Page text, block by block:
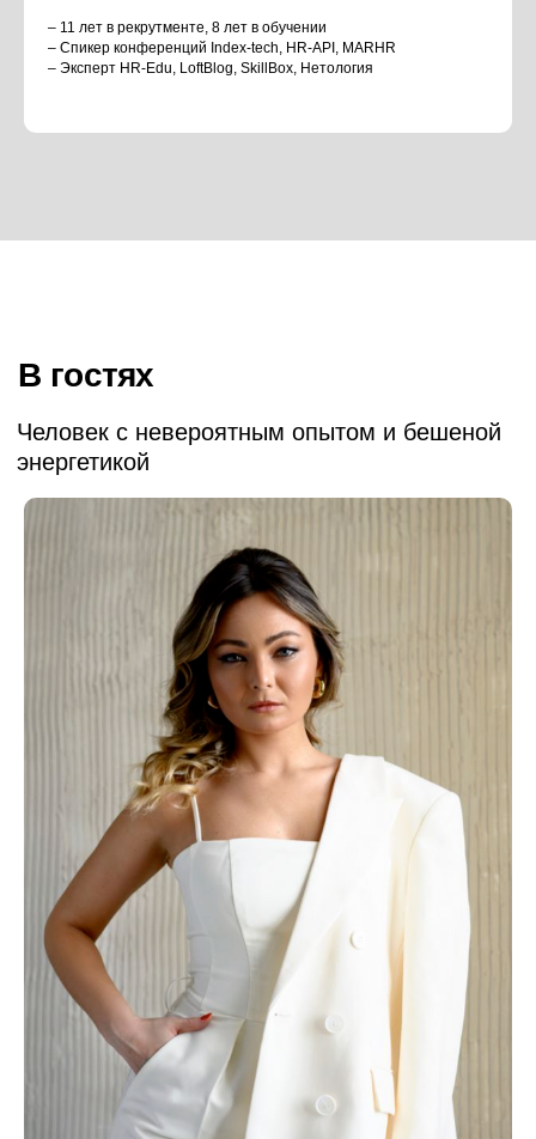
– 11 лет в рекрутменте, 8 лет в обучении
– Спикер конференций Index-tech, HR-API, MARHR
– Эксперт HR-Edu, LoftBlog, SkillBox, Нетология